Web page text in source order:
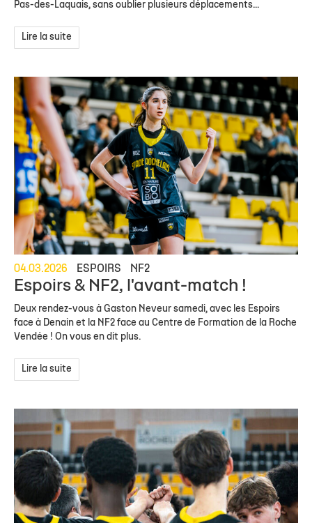
Pas-des-Laquais, sans oublier plusieurs déplacements...
Lire la suite
04.03.2026 ESPOIRS NF2
Espoirs & NF2, l'avant-match !
Deux rendez-vous à Gaston Neveur samedi, avec les Espoirs
face à Denain et la NF2 face au Centre de Formation de la Roche
Vendée ! On vous en dit plus.
Lire la suite